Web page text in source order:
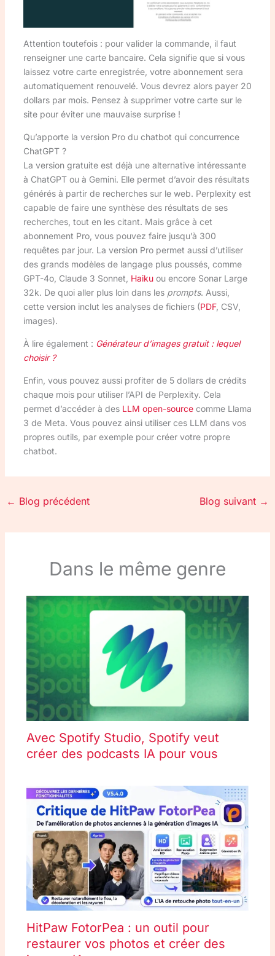
Attention toutefois : pour valider la commande, il faut
renseigner une carte bancaire. Cela signifie que si vous
laissez votre carte enregistrée, votre abonnement sera
automatiquement renouvelé. Vous devrez alors payer 20
dollars par mois. Pensez à supprimer votre carte sur le
site pour éviter une mauvaise surprise !
Qu’apporte la version Pro du chatbot qui concurrence
ChatGPT ?
La version gratuite est déjà une alternative intéressante
à ChatGPT ou à Gemini. Elle permet d’avoir des résultats
générés à partir de recherches sur le web. Perplexity est
capable de faire une synthèse des résultats de ses
recherches, tout en les citant. Mais grâce à cet
abonnement Pro, vous pouvez faire jusqu’à 300
requêtes par jour. La version Pro permet aussi d’utiliser
des grands modèles de langage plus poussés, comme
GPT-4o, Claude 3 Sonnet, Haikuou encore Sonar Large
32k. De quoi aller plus loin dans les prompts. Aussi,
cette version inclut les analyses de fichiers (PDF, CSV,
images).
À lire également : Générateur d’images gratuit : lequel
choisir ?
Enfin, vous pouvez aussi profiter de 5 dollars de crédits
chaque mois pour utiliser l’API de Perplexity. Cela
permet d’accéder à des LLM open-sourcecomme Llama
3 de Meta. Vous pouvez ainsi utiliser ces LLM dans vos
propres outils, par exemple pour créer votre propre
chatbot.
← Blog précédent Blog suivant →
Dans le même genre
Avec Spotify Studio, Spotify veut
créer des podcasts IA pour vous
HitPaw FotorPea : un outil pour
restaurer vos photos et créer des